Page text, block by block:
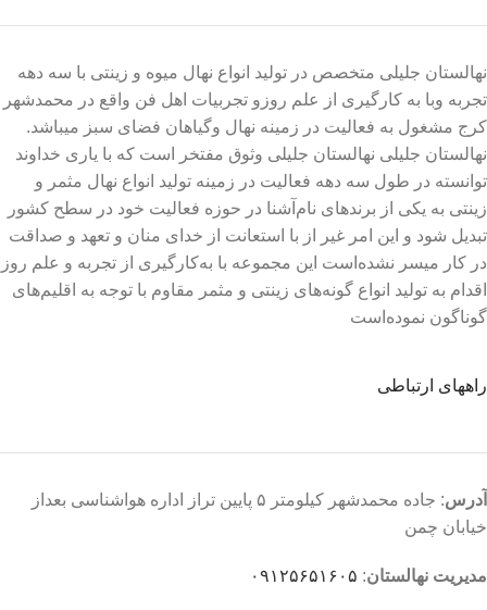
نهالستان جلیلی متخصص در تولید انواع نهال میوه و زینتی با سه دهه
تجربه وبا به کارگیری از علم روزو تجربیات اهل فن واقع در محمدشهر
کرج مشغول به فعالیت در زمینه نهال وگیاهان فضای سبز میباشد.
نهالستان جلیلی نهالستان جلیلی وثوق مفتخر است که با یاری خداوند
توانسته در طول سه دهه فعالیت در زمینه تولید انواع نهال مثمر و
زینتی به یکی از برندهای نام‌آشنا در حوزه فعالیت خود در سطح کشور
تبدیل شود و این امر غیر از با استعانت از خدای منان و تعهد و صداقت
در کار میسر نشده‌است این مجموعه با به‌کارگیری از تجربه و علم روز
اقدام به تولید انواع گونه‌های زینتی و مثمر مقاوم با توجه به اقلیم‌های
گوناگون نموده‌است
راههای ارتباطی
آدرس
: جاده محمدشهر کیلومتر ۵ پایین تراز اداره هواشناسی بعداز
خیابان چمن
مدیریت نهالستان: ۰۹۱۲۵۶۵۱۶۰۵